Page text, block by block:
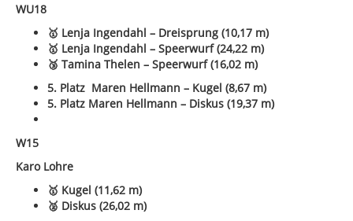
WU18
🥇 Lenja Ingendahl – Dreisprung (10,17 m)
🥇 Lenja Ingendahl – Speerwurf (24,22 m)
🥉 Tamina Thelen – Speerwurf (16,02 m)
5. Platz Maren Hellmann – Kugel (8,67 m)
5. Platz Maren Hellmann – Diskus (19,37 m)
W15
Karo Lohre
🥇 Kugel (11,62 m)
🥈 Diskus (26,02 m)